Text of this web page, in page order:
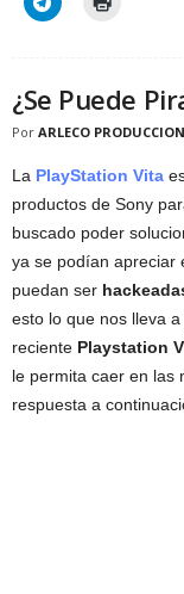
¿Se Puede
Por ARLECO
La PlayStation Vita
productos de Sony
buscado poder
ya se podían apreciar
puedan ser
esto lo que nos lleva
reciente Playstation
le permita caer en las
respuesta a